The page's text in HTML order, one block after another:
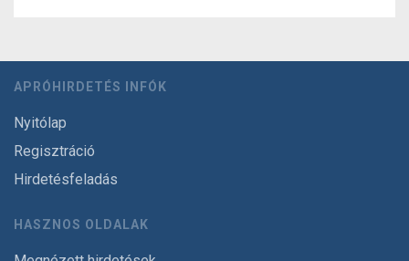
APRÓHIRDETÉS INFÓK
Nyitólap
Regisztráció
Hirdetésfeladás
HASZNOS OLDALAK